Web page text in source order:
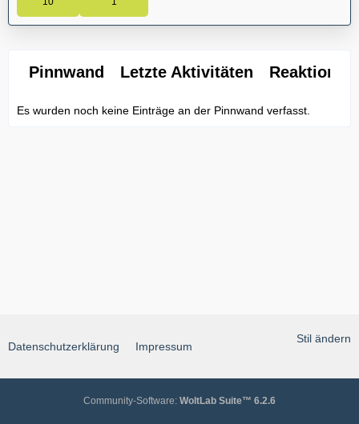
Pinnwand Letzte Aktivitäten Reaktionen
Es wurden noch keine Einträge an der Pinnwand verfasst.
Stil ändern
Datenschutzerklärung Impressum
Community-Software: WoltLab Suite™ 6.2.6